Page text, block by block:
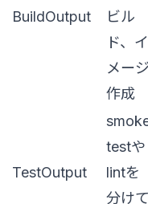
BuildOutput
ビル
ド、イ
メー
作成
TestOutput
testや
lintを
分け